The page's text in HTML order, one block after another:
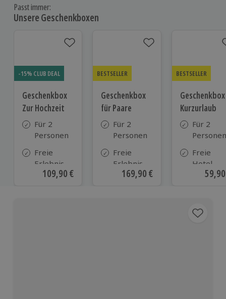
Passt immer:
Unsere Geschenkboxen
-15% CLUB DEAL
Geschenkbox
Zur Hochzeit
Für 2
Personen
Freie
Erlebnis-
Auswahl
Aktueller Preis
109,90 €
BESTSELLER
Geschenkbox
für Paare
Für 2
Personen
Freie
Erlebnis-
Auswahl
Aktueller Preis
169,90 €
BESTSELLER
Geschenkbox
Kurzurlaub
Für 2
Personen
Freie
Hotel-
Auswahl